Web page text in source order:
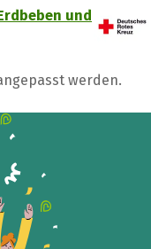
und
werden.